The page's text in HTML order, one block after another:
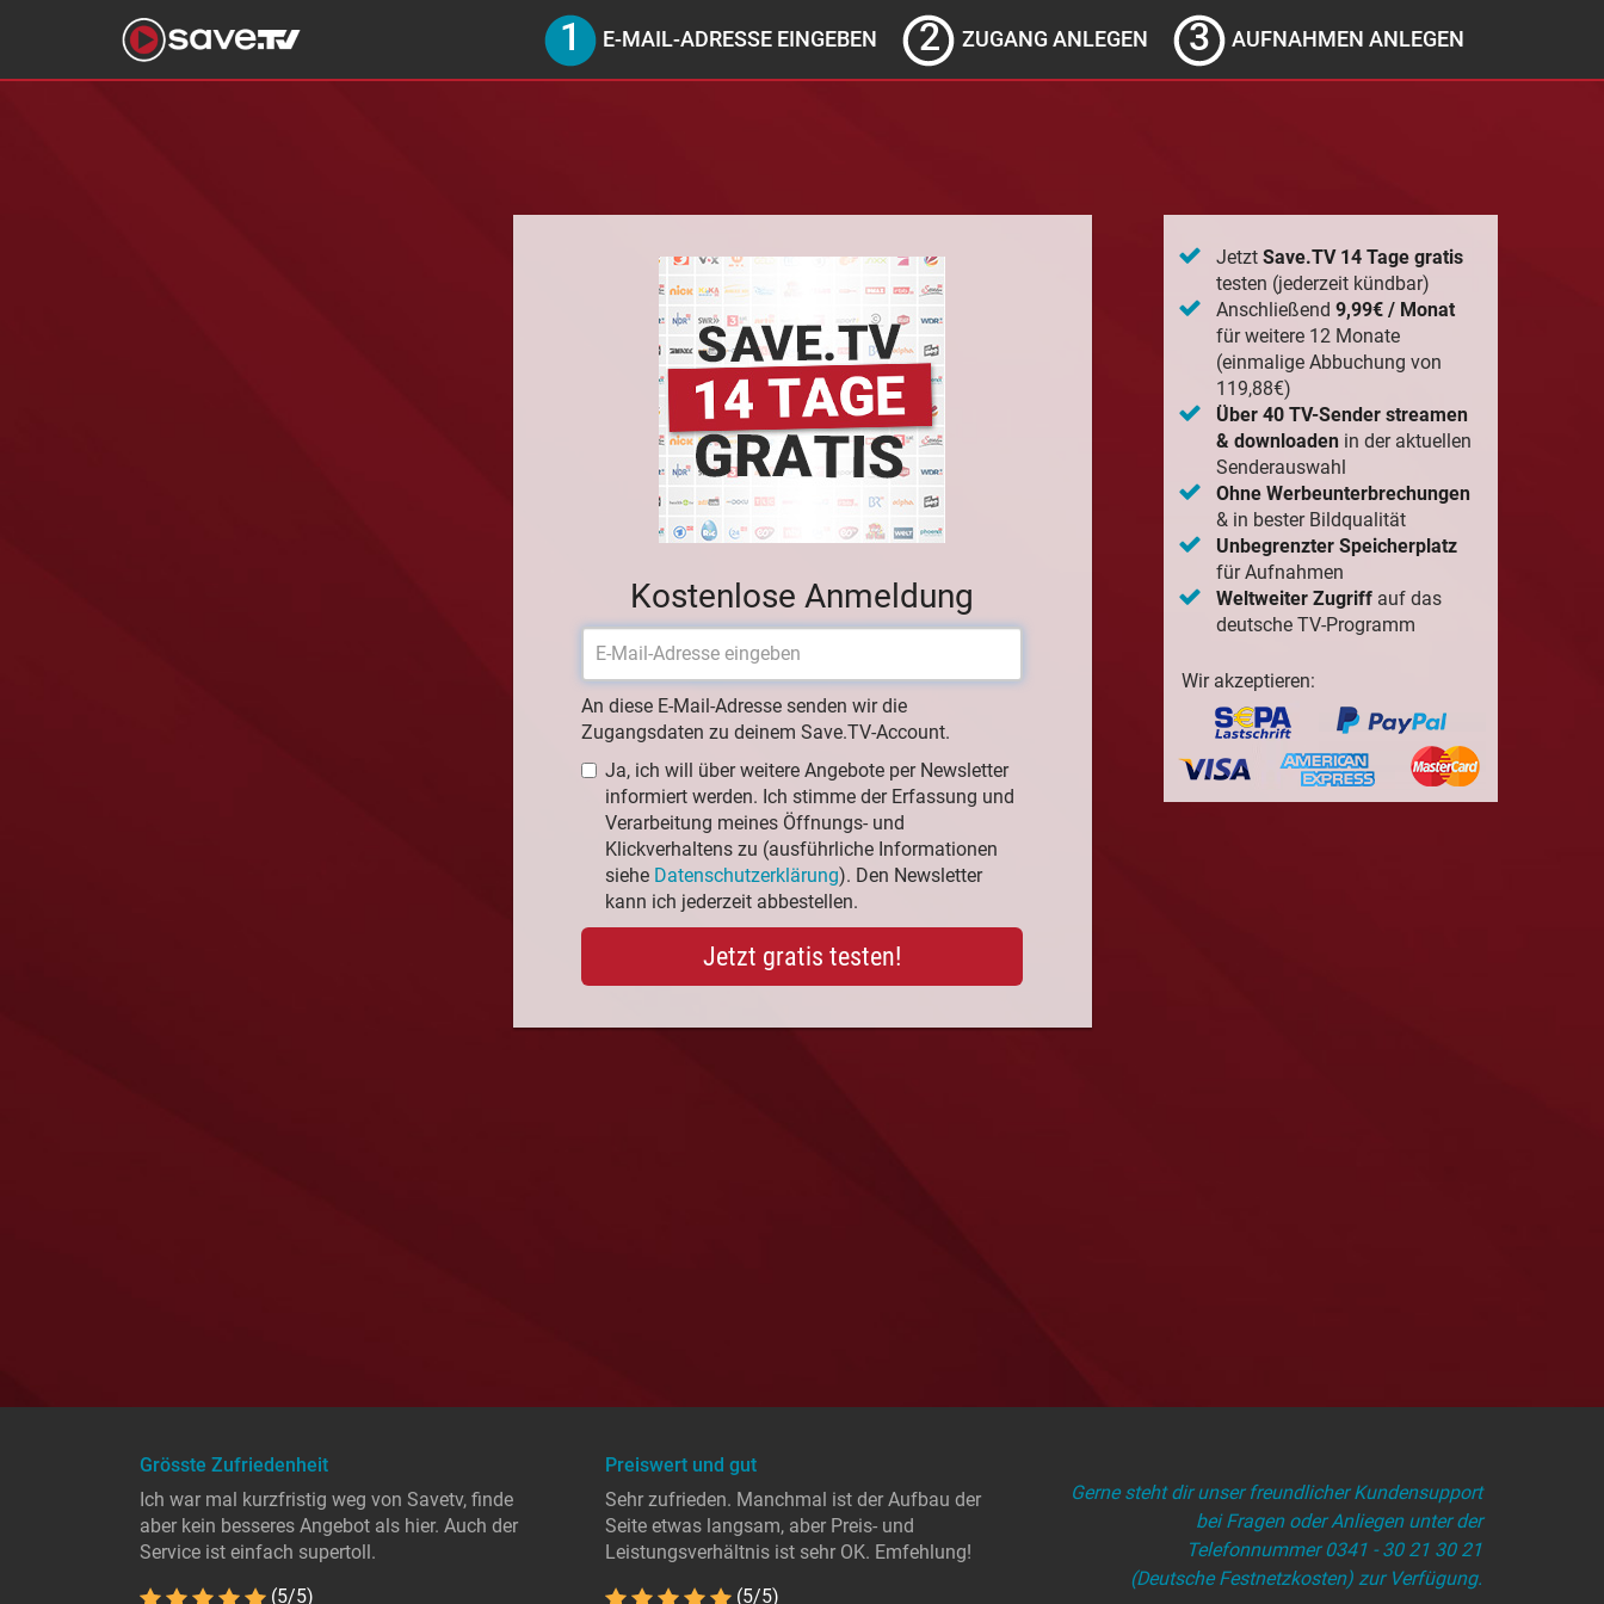
E-MAIL-ADRESSE EINGEBEN ZUGANG ANLEGEN AUFNAHMEN ANLEGEN
Kostenlose Anmeldung
An diese E-Mail-Adresse senden wir die
Zugangsdaten zu deinem Save.TV-Account.
Ja, ich will über weitere Angebote per Newsletter
informiert werden. Ich stimme der Erfassung und
Verarbeitung meines Öffnungs- und
Klickverhaltens zu (ausführliche Informationen
siehe Datenschutzerklärung). Den Newsletter
kann ich jederzeit abbestellen.
Jetzt gratis testen!
Jetzt Save.TV 14 Tage gratis
testen (jederzeit kündbar)
Anschließend 9,99€ / Monat
für weitere 12 Monate
(einmalige Abbuchung von
119,88€)
Über 40 TV-Sender streamen
& downloadenin der aktuellen
Senderauswahl
Ohne Werbeunterbrechungen
& in bester Bildqualität
Unbegrenzter Speicherplatz
für Aufnahmen
Weltweiter Zugriffauf das
deutsche TV-Programm
Wir akzeptieren:
Grösste Zufriedenheit
Ich war mal kurzfristig weg von Savetv, finde
aber kein besseres Angebot als hier. Auch der
Service ist einfach supertoll.
(5/5)
Preiswert und gut
Sehr zufrieden. Manchmal ist der Aufbau der
Seite etwas langsam, aber Preis- und
Leistungsverhältnis ist sehr OK. Emfehlung!
(5/5)
Gerne steht dir unser freundlicher Kundensupport
bei Fragen oder Anliegen unter der
Telefonnummer 0341 - 30 21 30 21
(Deutsche Festnetzkosten) zur Verfügung.